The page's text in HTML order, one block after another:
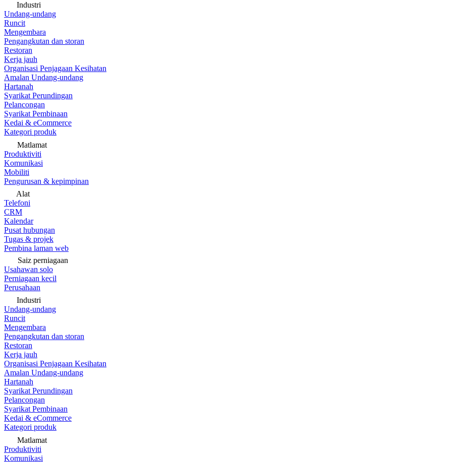
Industri
Undang-undang
Runcit
Mengembara
Pengangkutan dan storan
Restoran
Kerja jauh
Organisasi Penjagaan Kesihatan
Amalan Undang-undang
Hartanah
Syarikat Perundingan
Pelancongan
Syarikat Pembinaan
Kedai & eCommerce
Kategori produk
Matlamat
Produktiviti
Komunikasi
Mobiliti
Pengurusan & kepimpinan
Alat
Telefoni
CRM
Kalendar
Pusat hubungan
Tugas & projek
Pembina laman web
Saiz perniagaan
Usahawan solo
Perniagaan kecil
Perusahaan
Industri
Undang-undang
Runcit
Mengembara
Pengangkutan dan storan
Restoran
Kerja jauh
Organisasi Penjagaan Kesihatan
Amalan Undang-undang
Hartanah
Syarikat Perundingan
Pelancongan
Syarikat Pembinaan
Kedai & eCommerce
Kategori produk
Matlamat
Produktiviti
Komunikasi